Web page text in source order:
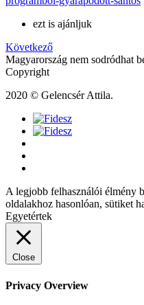
ezt is ajánljuk
Következő
Magyarország nem sodródhat
Copyright
2020 © Gelencsér Attila.
A legjobb felhasználói élmény
oldalakhoz hasonlóan, sütiket
Egyetértek
Close
Privacy Overview